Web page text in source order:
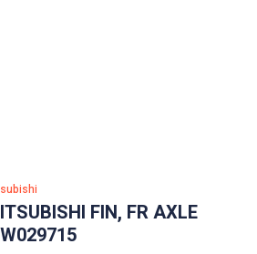
FIN, FR AXLE